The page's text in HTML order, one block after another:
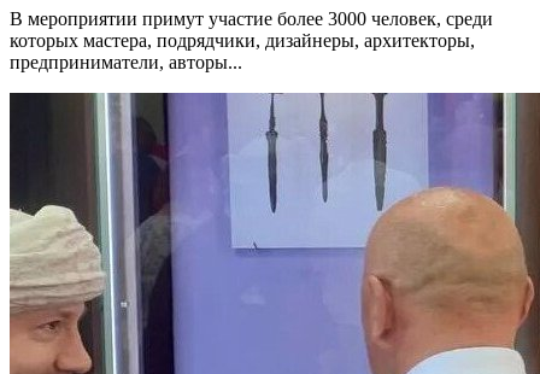
В мероприятии примут участие более 3000 человек, среди
которых мастера, подрядчики, дизайнеры, архитекторы,
предприниматели, авторы...